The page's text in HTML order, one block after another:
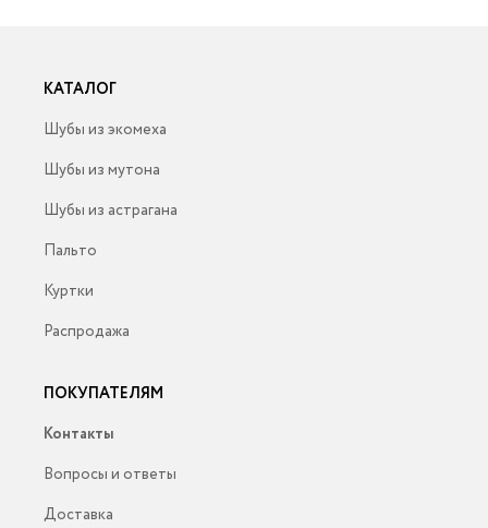
КАТАЛОГ
Шубы из экомеха
Шубы из мутона
Шубы из астрагана
Пальто
Куртки
Распродажа
ПОКУПАТЕЛЯМ
Контакты
Вопросы и ответы
Доставка